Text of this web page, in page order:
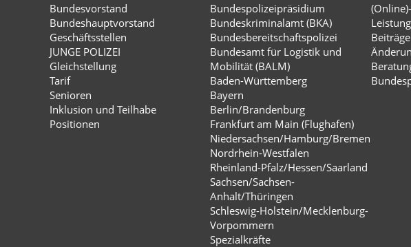
Bundesvorstand
Bundeshauptvorstand
Geschäftsstellen
JUNGE POLIZEI
Gleichstellung
Tarif
Senioren
Inklusion und Teilhabe
Positionen
Bundespolizeipräsidium
Bundeskriminalamt (BKA)
Bundesbereitschaftspolizei
Bundesamt für Logistik und
Mobilität (BALM)
Baden-Württemberg
Bayern
Berlin/Brandenburg
Frankfurt am Main (Flughafen)
Niedersachsen/Hamburg/Bremen
Nordrhein-Westfalen
Rheinland-Pfalz/Hessen/Saarland
Sachsen/Sachsen-
Anhalt/Thüringen
Schleswig-Holstein/Mecklenburg-
Vorpommern
Spezialkräfte
Beiträge